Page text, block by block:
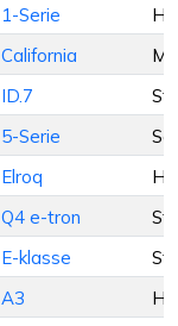
1-Serie
California
ID.7
5-Serie
Elroq
Q4 e-tron
E-klasse
A3